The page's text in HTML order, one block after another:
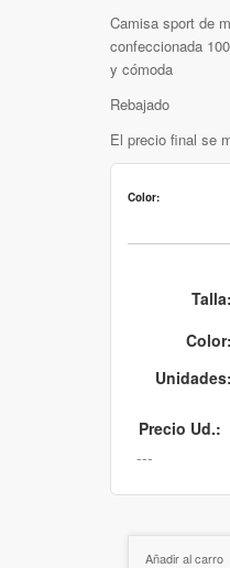
Camisa sport de
confeccionada
y cómoda
Rebajado
El precio final se
Color:
Talla:
Color:
Unidades:
Precio Ud.:
Añadir al carro